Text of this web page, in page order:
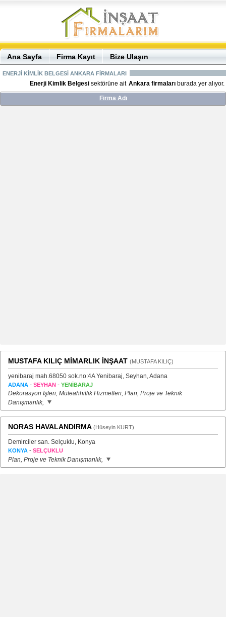
Ana Sayfa Firma Kayıt Bize Ulaşın
ENERJİ KİMLİK BELGESİ ANKARA FİRMALARI
Enerji Kimlik Belgesi sektörüne ait Ankara firmaları burada yer alıyor.
Firma Adı
MUSTAFA KILIÇ MİMARLIK İNŞAAT (MUSTAFA KILIÇ)
yenibaraj mah.68050 sok.no:4A Yenibaraj, Seyhan, Adana
ADANA - SEYHAN - YENİBARAJ
Dekorasyon İşleri, Müteahhitlik Hizmetleri, Plan, Proje ve Teknik
Danışmanlık,
NORAS HAVALANDIRMA (Hüseyin KURT)
Demirciler san. Selçuklu, Konya
KONYA - SELÇUKLU
Plan, Proje ve Teknik Danışmanlık,